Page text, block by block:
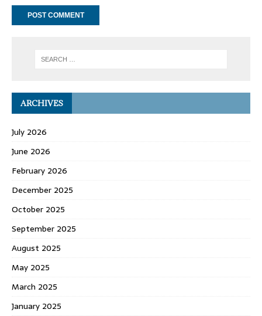
ARCHIVES
July 2026
June 2026
February 2026
December 2025
October 2025
September 2025
August 2025
May 2025
March 2025
January 2025